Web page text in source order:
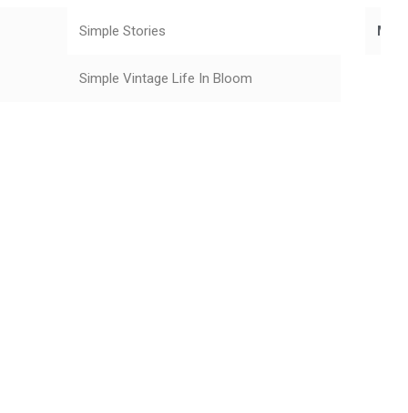
Simple Stories
Simple Vintage Life In Bloom